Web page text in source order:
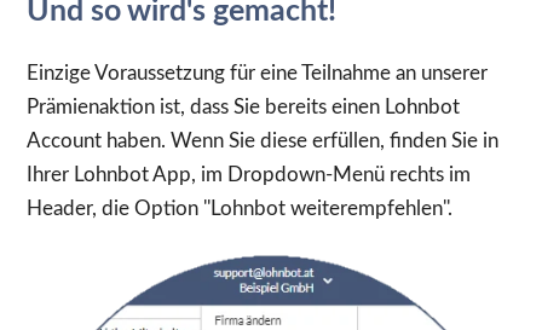
Und so wird's gemacht!
Einzige Voraussetzung für eine Teilnahme an unserer
Prämienaktion ist, dass Sie bereits einen Lohnbot
Account haben. Wenn Sie diese erfüllen, finden Sie in
Ihrer Lohnbot App, im Dropdown-Menü rechts im
Header, die Option ''Lohnbot weiterempfehlen''.